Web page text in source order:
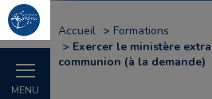
MENU
Accueil
Formations
Exercer le ministère
communion (à la demande)